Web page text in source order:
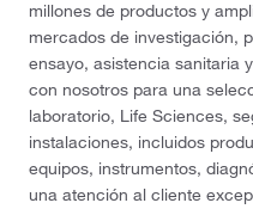
millones de productos y
mercados de investigación,
ensayo, asistencia sanitaria
con nosotros para una
laboratorio, Life Sciences,
instalaciones, incluidos
equipos, instrumentos,
una atención al cliente